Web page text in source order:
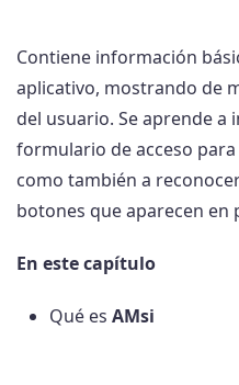
Contiene información
aplicativo, mostrando de
del usuario. Se aprende a
formulario de acceso para
como también a
botones que aparecen en
En este capítulo
Qué es AMsi